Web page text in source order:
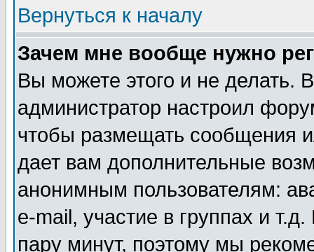
Вернуться к началу
Зачем мне вообще нужно
Вы можете этого и не делать.
администратор настроил
чтобы размещать сообщения
дает вам дополнительные
анонимным пользователям:
e-mail, участие в группах и
пару минут, поэтому мы